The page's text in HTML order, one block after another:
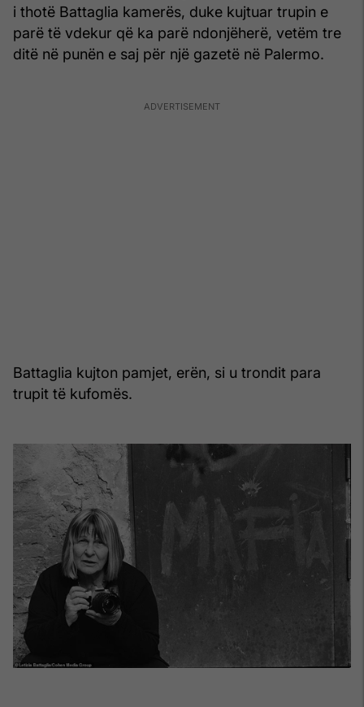
i thotë Battaglia kamerës, duke kujtuar trupin e
parë të vdekur që ka parë ndonjëherë, vetëm tre
ditë në punën e saj për një gazetë në Palermo.
Battaglia kujton pamjet, erën, si u trondit para
trupit të kufomës.